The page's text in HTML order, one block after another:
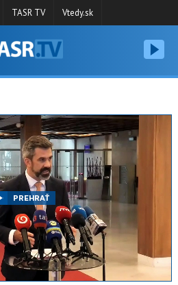
TASR TV Vtedy.sk
PREHRAŤ